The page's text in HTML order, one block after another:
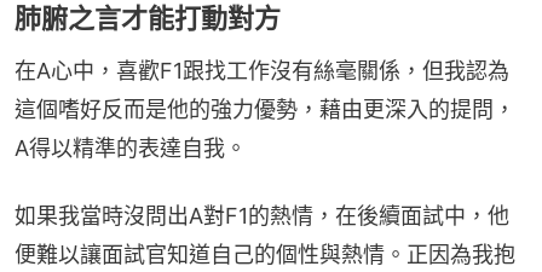
肺腑之言才能打動對方
在A心中，喜歡F1跟找工作沒有絲毫關係，但我認為
這個嗜好反而是他的強力優勢，藉由更深入的提問，
A得以精準的表達自我。
如果我當時沒問出A對F1的熱情，在後續面試中，他
便難以讓面試官知道自己的個性與熱情。正因為我抱